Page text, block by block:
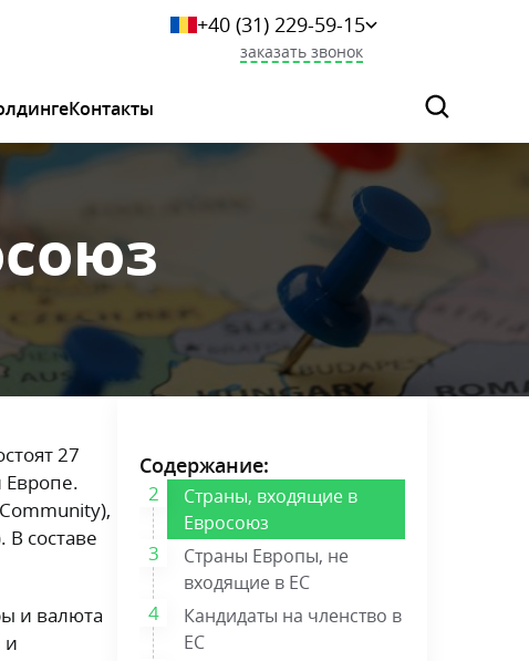
+40 (31) 229-59-15
+359 249-044-46
заказать звонок
Контакты
Содержание:
Страны, входящие в
Евросоюз
Страны Европы, не
входящие в ЕС
Кандидаты на членство в
ЕС
27
Европе.
составе
и валюта
и